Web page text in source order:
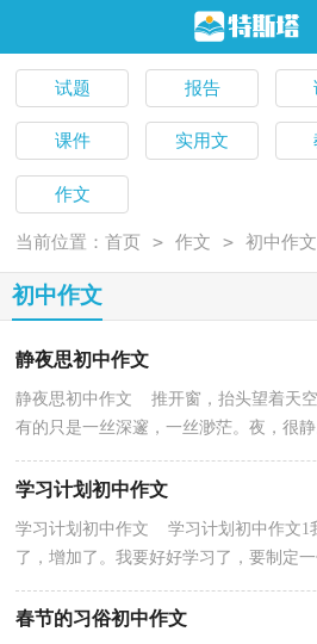
试题 报告
课件 实用文
作文
当前位置：首页 > 作文 > 初中作文
初中作文
静夜思初中作文
静夜思初中作文 推开窗，抬头望着天空
有的只是一丝深邃，一丝渺茫。夜，很
足。接下来小编为你带来静夜思初中作
学习计划初中作文
学习计划初中作文 学习计划初中作文1
了，增加了。我要好好学习了，要制定
春节的习俗初中作文